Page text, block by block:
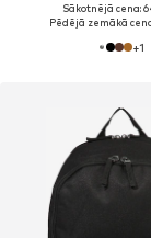
Sākotnējā cena:
Pēdējā zemākā
+1